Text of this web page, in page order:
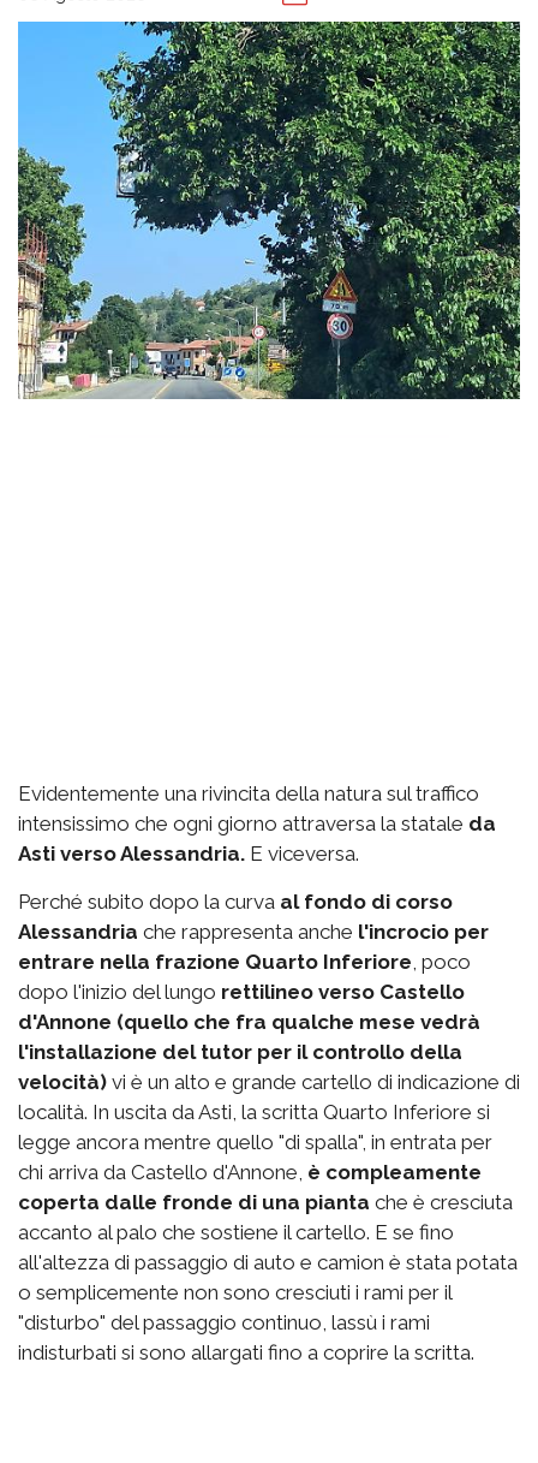
Evidentemente una rivincita della natura sul traffico
intensissimo che ogni giorno attraversa la statale da
Asti verso Alessandria. E viceversa.
Perché subito dopo la curva al fondo di corso
Alessandria che rappresenta anche l'incrocio per
entrare nella frazione Quarto Inferiore , poco
dopo l'inizio del lungo rettilineo verso Castello
d'Annone (quello che fra qualche mese vedrà
l'installazione del tutor per il controllo della
velocità) vi è un alto e grande cartello di indicazione di
località. In uscita da Asti, la scritta Quarto Inferiore si
legge ancora mentre quello "di spalla", in entrata per
chi arriva da Castello d'Annone, è compleamente
coperta dalle fronde di una pianta che è cresciuta
accanto al palo che sostiene il cartello. E se fino
all'altezza di passaggio di auto e camion è stata potata
o semplicemente non sono cresciuti i rami per il
"disturbo" del passaggio continuo, lassù i rami
indisturbati si sono allargati fino a coprire la scritta.